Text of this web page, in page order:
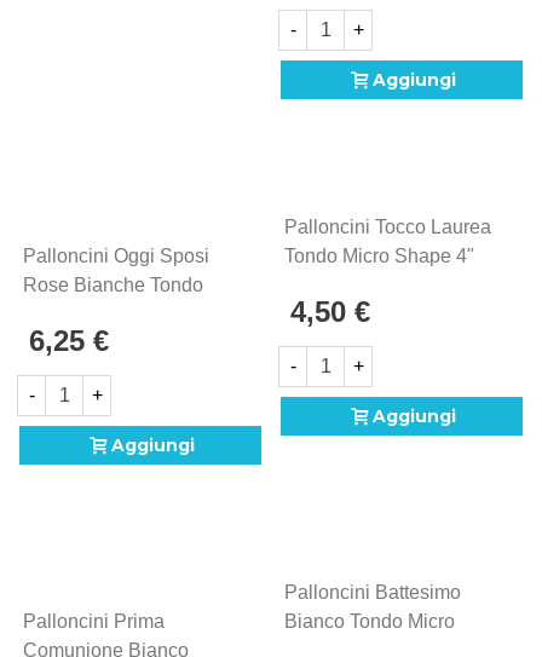
- +
Aggiungi
Palloncini Oggi Sposi
Rose Bianche Tondo
Mylar, 5pz.
6,25 €
- +
Aggiungi
Palloncini Tocco Laurea
Tondo Micro Shape 4"
4,50 €
- +
Aggiungi
Palloncini Prima
Comunione Bianco
Palloncini Battesimo
Bianco Tondo Micro